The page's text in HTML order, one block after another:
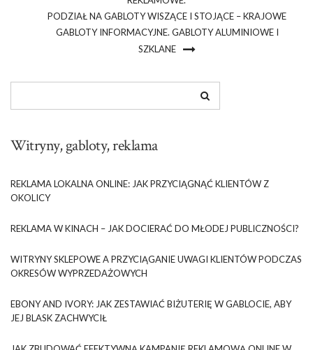
PODZIAŁ NA GABLOTY WISZĄCE I STOJĄCE – KRAJOWE
GABLOTY INFORMACYJNE. GABLOTY ALUMINIOWE I
SZKLANE
Witryny, gabloty, reklama
REKLAMA LOKALNA ONLINE: JAK PRZYCIĄGNĄĆ KLIENTÓW Z
OKOLICY
REKLAMA W KINACH – JAK DOCIERAĆ DO MŁODEJ PUBLICZNOŚCI?
WITRYNY SKLEPOWE A PRZYCIĄGANIE UWAGI KLIENTÓW PODCZAS
OKRESÓW WYPRZEDAŻOWYCH
EBONY AND IVORY: JAK ZESTAWIAĆ BIŻUTERIĘ W GABLOCIE, ABY
JEJ BLASK ZACHWYCIŁ